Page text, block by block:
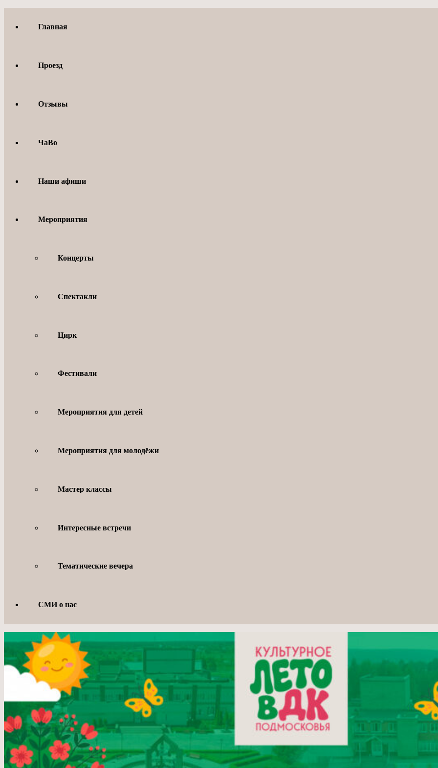
содержимомуГлавная
Проезд
Отзывы
ЧаВо
Наши афиши
Мероприятия
Концерты
Спектакли
Цирк
Фестивали
Мероприятия для детей
Мероприятия для молодёжи
Мастер классы
Интересные встречи
Тематические вечера
СМИ о нас